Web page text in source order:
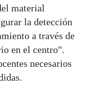
material
la detección
a través de
en el centro".
necesarios